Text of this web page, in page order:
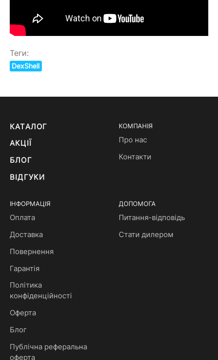
Теги:
DexShell
КАТАЛОГ
АКЦІЇ
БЛОГ
ВІДГУКИ
КОМПАНІЯ
Про нас
Контакти
ІНФОРМАЦІЯ
Оплата
Доставка
Повернення
Гарантія
Політика
конфіденційності
Оферта
Блог
Публічна реферальна
оферта
ДОПОМОГА
Питання-відповідь
Стати дилером